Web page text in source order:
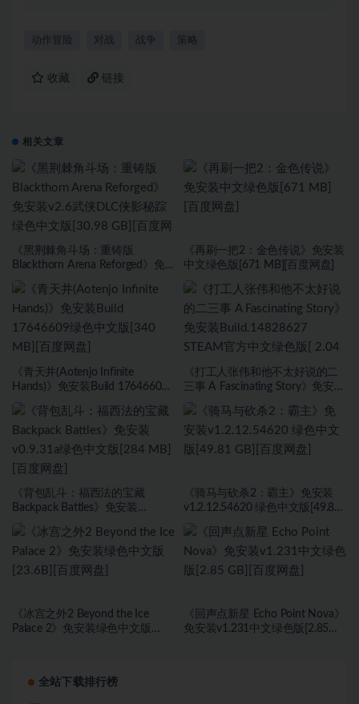
动作冒险 对战 战争 策略
收藏 链接
相关文章
《黑荆棘角斗场：重铸版
Blackthorn Arena Reforged》免
文版[30.98 GB][百度网盘]
《再刷一把2：金色传说》免安装
中文绿色版[671 MB][百度网盘]
《青天井(Aotenjo Infinite
Hands)》免安装Build 17646609
《打工人张伟和他不太好说的二
三事 A Fascinating Story》免安装
绿色版[ 2.04 GB][百度网盘]
《背包乱斗：福西法的宝藏
Backpack Battles》免安装
度网盘]
《骑马与砍杀2：霸主》免安装
v1.2.12.54620 绿色中文版[49.81
《冰宫之外2 Beyond the Ice
Palace 2》免安装绿色中文版
《回声点新星 Echo Point Nova》
免安装v1.231中文绿色版[2.85
全站下载排行榜